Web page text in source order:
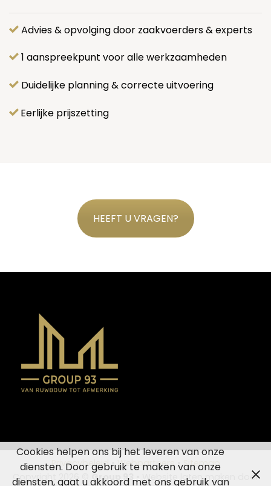
Advies & opvolging door zaakvoerders & experts
1 aanspreekpunt voor alle werkzaamheden
Duidelijke planning & correcte uitvoering
Eerlijke prijszetting
HEEFT U VRAGEN?
Privacybeleid•Webpartners•Sitemap
Copyright 2026 ©
Group 93
• Website laten maken door
Cookies helpen ons bij het leveren van onze
diensten. Door gebruik te maken van onze
diensten, gaat u akkoord met ons gebruik van